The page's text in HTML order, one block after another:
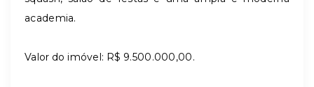
academia.
Valor do imóvel: R$ 9.500.000,00.